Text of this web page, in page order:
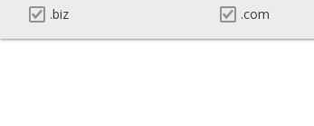
.biz
.com